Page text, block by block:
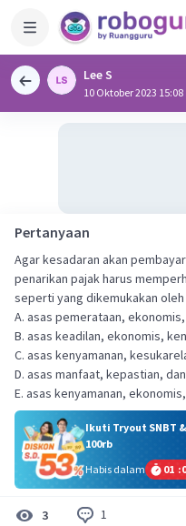
Lee S
10 Oktober 2023 15:08
Pertanyaan
Agar kesadaran akan
penarikan pajak harus
seperti yang dikemukakan oleh
A. asas pemerataan,
B. asas keadilan, ekonomis,
C. asas kenyamanan,
D. asas manfaat, kepastian,
E. asas kenyamanan,
Ikuti Tryout SNBT
100rb
Habis dalam
01 :
3 1